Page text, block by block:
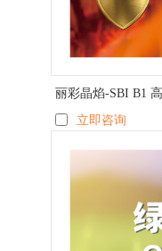
丽彩晶焰-SBI B1
立即咨询